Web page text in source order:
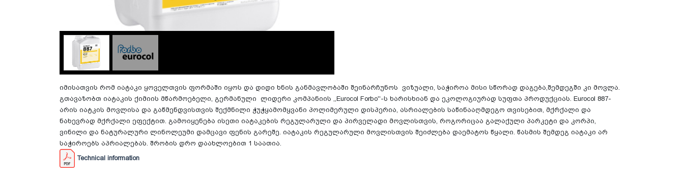
იმისათვის რომ იატაკი ყოველთვის ფორმაში იყოს და დიდი ხნის განმავლობაში შეინარჩუნოს ვიზუალი, საჭიროა მისი სწორად დაგება,შემდეგში კი მოვლა.
გთავაზობთ იატაკის ქიმიის მწარმოებელი, გერმანული ლიდერი კომპანიის ,,Eurocol Forbo''-ს ხარისხიან და ეკოლოგიურად სუფთა პროდუქციას. Eurocol 887-
არის იატკის მოვლისა და გაწმენდვისთვის შექმნილი ჭუჭყამომყვანი პოლიმერული დისპერია, ასრიალების საწინააღმდეგო თვისებით, მქრქალი და
ნახევრად მქრქალი ეფექტით. გამოიყენება ისეთი იატაკების რეგულარული და პირველადი მოვლისთვის, როგორიცაა გალაქული პარკეტი და კორპი,
ვინილი და ნატურალური ლინოლეუმი დამცავი ფენის გარეშე. იატაკის რეგულარული მოვლისთვის შეიძლება დაემატოს წყალი. წასმის შემდეგ იატაკი არ
საჭიროებს აპრიალებას. შრობის დრო დაახლოებით 1 საათია.
Technical information